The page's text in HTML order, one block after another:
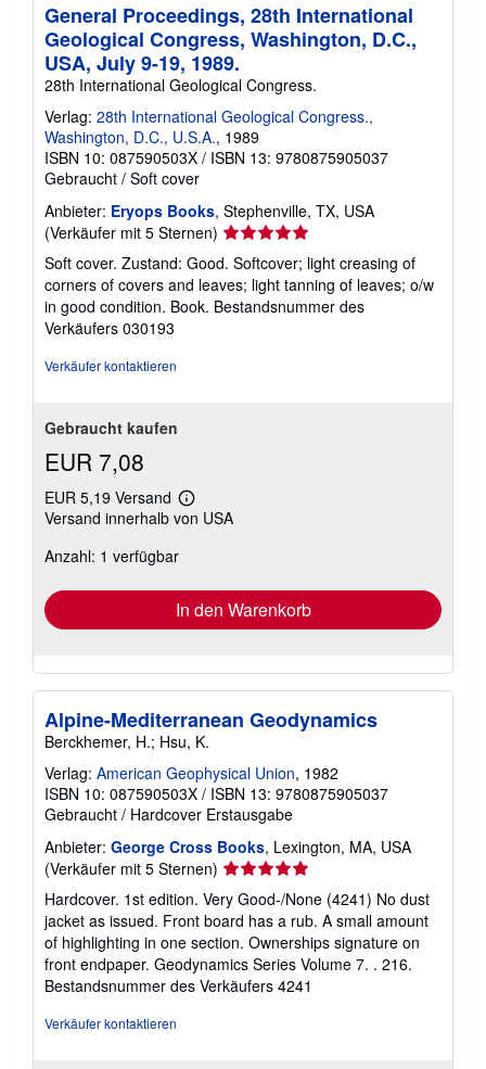
General Proceedings, 28th International
Geological Congress, Washington, D.C.,
USA, July 9-19, 1989.
28th International Geological Congress.
Verlag: 28th International Geological Congress.,
Washington, D.C., U.S.A., 1989
ISBN 10: 087590503X / ISBN 13: 9780875905037
Gebraucht / Soft cover
Anbieter: Eryops Books, Stephenville, TX, USA
(Verkäufer mit 5 Sternen) Verkäuferbewertung
5
von
5
Sternen
Soft cover. Zustand: Good. Softcover; light creasing of
corners of covers and leaves; light tanning of leaves; o/w
in good condition. Book. Bestandsnummer des
Verkäufers 030193
Verkäufer kontaktieren
Gebraucht kaufen
EUR 7,08
EUR 5,19 Versand
Weitere
Informationen
Versand innerhalb von USA
Anzahl: 1 verfügbar
In den Warenkorb
Alpine-Mediterranean Geodynamics
Berckhemer, H.; Hsu, K.
Verlag: American Geophysical Union, 1982
ISBN 10: 087590503X / ISBN 13: 9780875905037
Gebraucht / Hardcover Erstausgabe
Anbieter: George Cross Books, Lexington, MA, USA
(Verkäufer mit 5 Sternen) Verkäuferbewertung
von
5
Sternen
Hardcover. 1st edition. Very Good-/None (4241) No dust
jacket as issued. Front board has a rub. A small amount
of highlighting in one section. Ownerships signature on
front endpaper. Geodynamics Series Volume 7. . 216.
Bestandsnummer des Verkäufers 4241
Verkäufer kontaktieren